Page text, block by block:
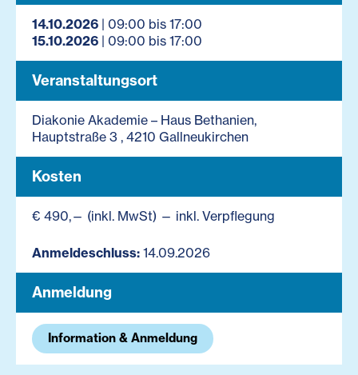
14.10.2026 | 09:00 bis 17:00
15.10.2026 | 09:00 bis 17:00
Veranstaltungsort
Diakonie Akademie – Haus Bethanien,
Hauptstraße 3 , 4210 Gallneukirchen
Kosten
€ 490,— (inkl. MwSt) — inkl. Verpflegung
Anmeldeschluss: 14.09.2026
Anmeldung
Information & Anmeldung